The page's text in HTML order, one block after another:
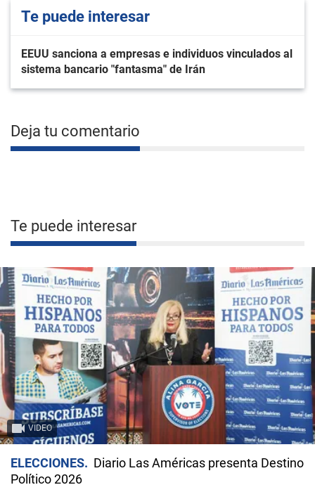
Te puede interesar
EEUU sanciona a empresas e individuos vinculados al
sistema bancario "fantasma" de Irán
Deja tu comentario
Te puede interesar
VIDEO
ELECCIONES
Diario Las Américas presenta Destino
Político 2026